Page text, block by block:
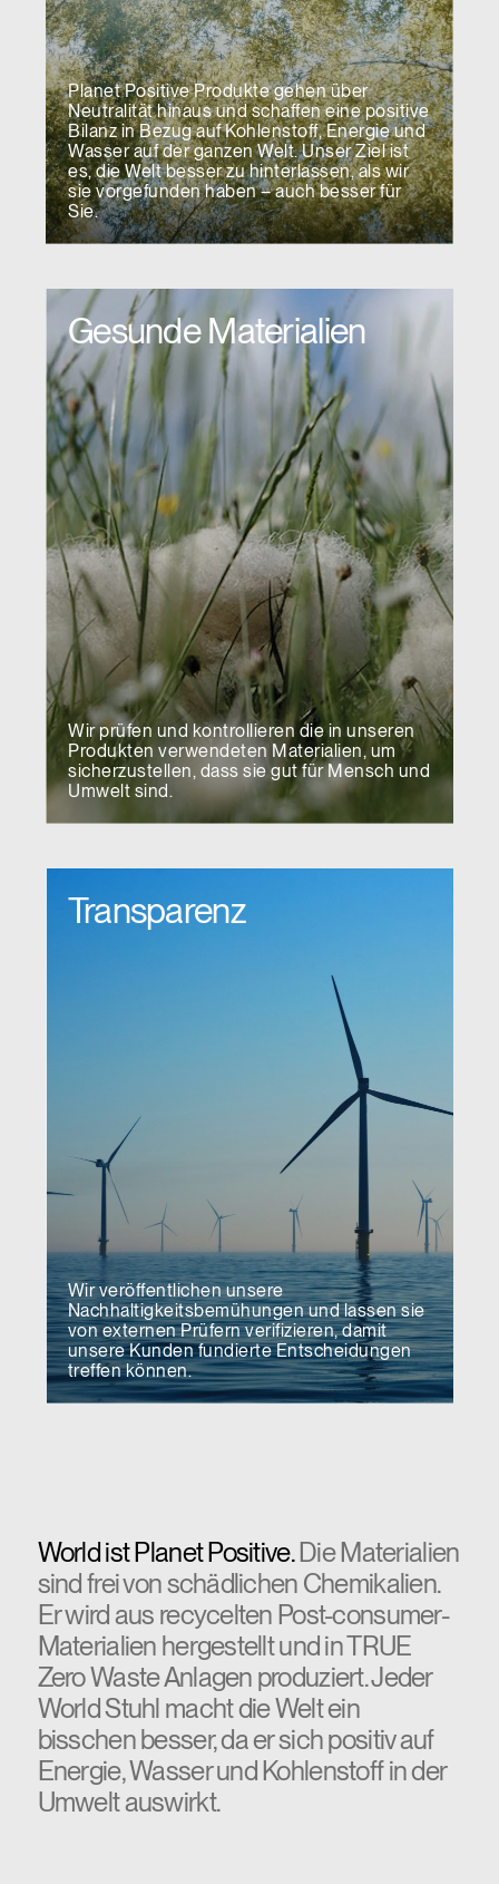
Planet Positive Produkte gehen über
Neutralität hinaus und schaffen eine positive
Bilanz in Bezug auf Kohlenstoff, Energie und
Wasser auf der ganzen Welt. Unser Ziel ist
es, die Welt besser zu hinterlassen, als wir
sie vorgefunden haben – auch besser für
Sie.
Gesunde Materialien
Wir prüfen und kontrollieren die in unseren
Produkten verwendeten Materialien, um
sicherzustellen, dass sie gut für Mensch und
Umwelt sind.
Transparenz
Wir veröffentlichen unsere
Nachhaltigkeitsbemühungen und lassen sie
von externen Prüfern verifizieren, damit
unsere Kunden fundierte Entscheidungen
treffen können.
World ist Planet Positive.Die Materialien
sind frei von schädlichen Chemikalien.
Er wird aus recycelten Post-consumer-
Materialien hergestellt und in TRUE
Zero Waste Anlagen produziert. Jeder
World Stuhl macht die Welt ein
bisschen besser, da er sich positiv auf
Energie, Wasser und Kohlenstoff in der
Umwelt auswirkt.